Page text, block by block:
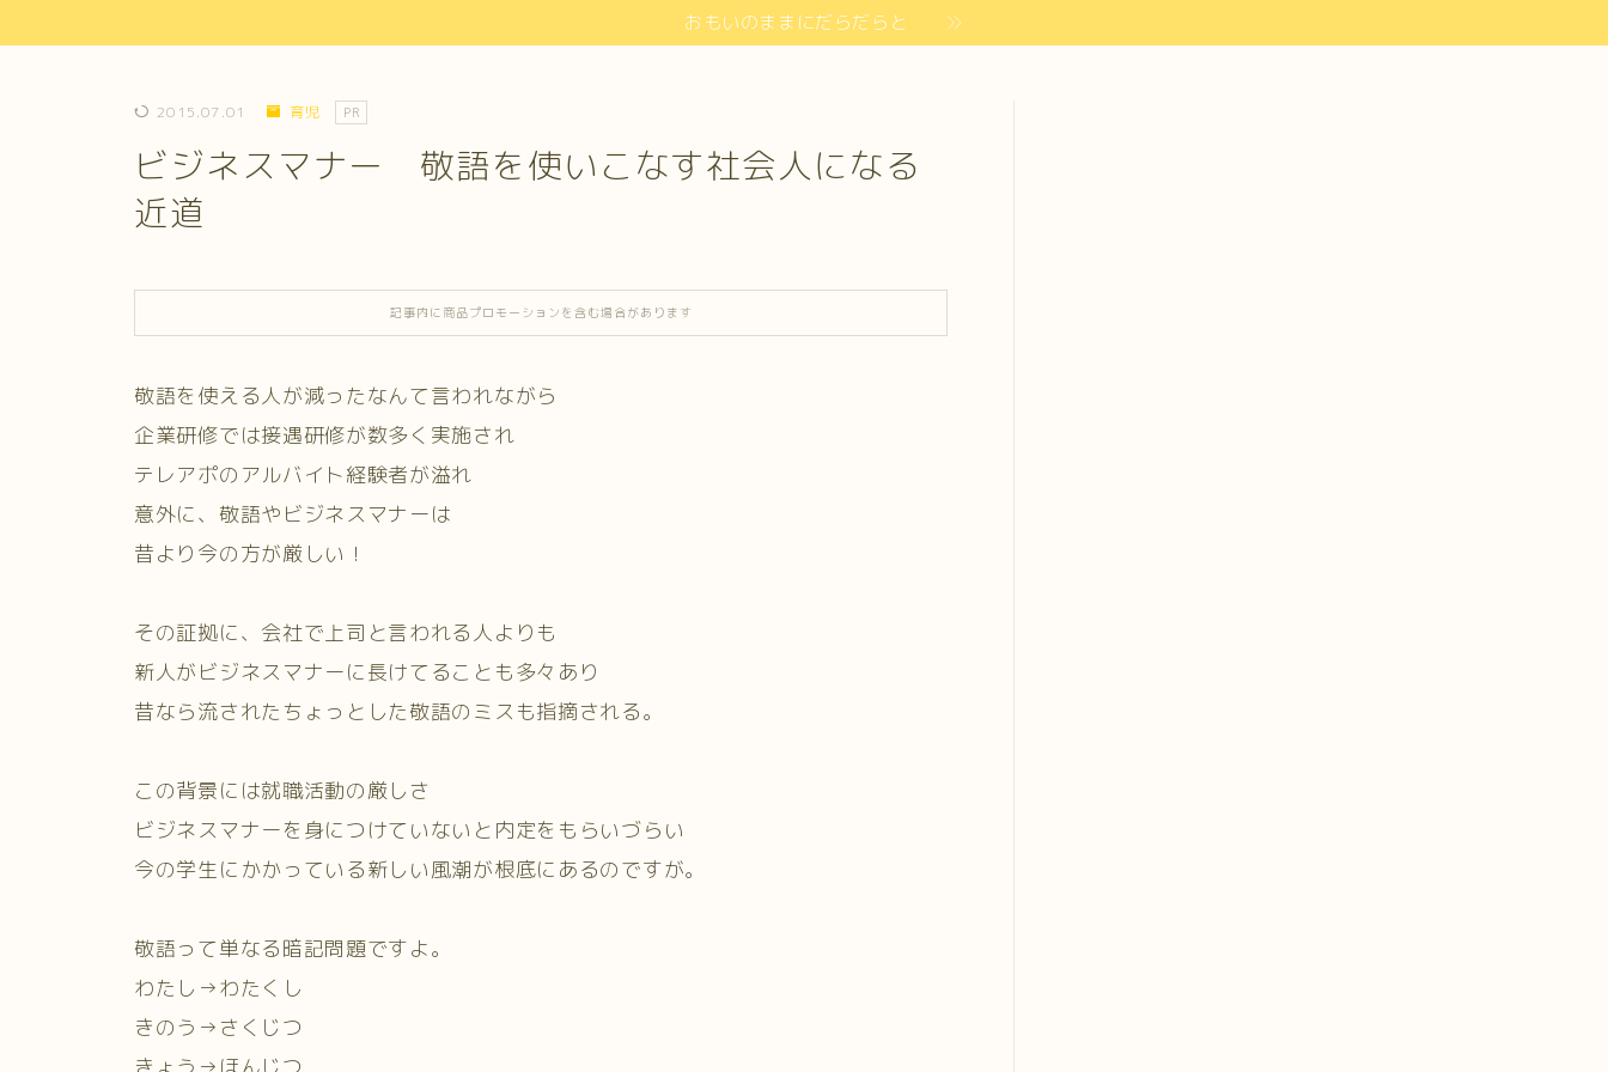
おもいのままにだらだらと
2015.07.01 育児 PR
ビジネスマナー 敬語を使いこなす社会人になる
近道
記事内に商品プロモーションを含む場合があります
敬語を使える人が減ったなんて言われながら
企業研修では接遇研修が数多く実施され
テレアポのアルバイト経験者が溢れ
意外に、敬語やビジネスマナーは
昔より今の方が厳しい！
その証拠に、会社で上司と言われる人よりも
新人がビジネスマナーに長けてることも多々あり
昔なら流されたちょっとした敬語のミスも指摘される。
この背景には就職活動の厳しさ
ビジネスマナーを身につけていないと内定をもらいづらい
今の学生にかかっている新しい風潮が根底にあるのですが。
敬語って単なる暗記問題ですよ。
わたし→わたくし
きのう→さくじつ